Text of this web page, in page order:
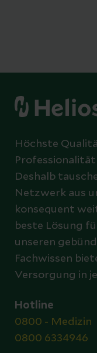
Höchste
Deshalb
Netzwerk aus
konsequent
beste Lösung
unseren
Fachwissen
Versorgung in
Hotline
0800 - Medizin
0800 6334946